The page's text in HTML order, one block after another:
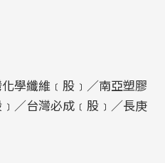
學纖維﹝股﹞／南亞塑膠
／台灣必成﹝股﹞／長庚